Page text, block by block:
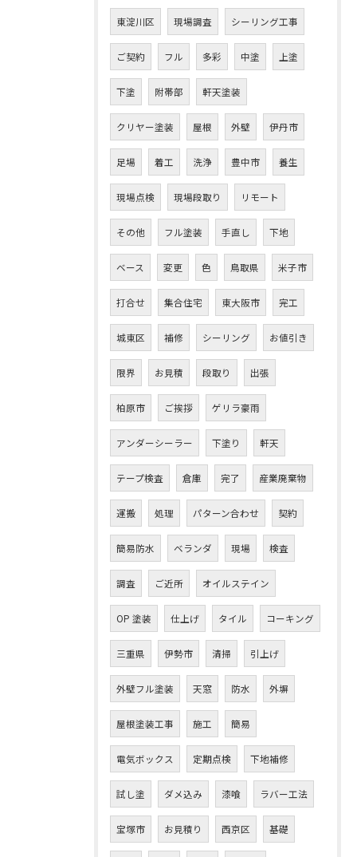
東淀川区 現場調査 シーリング工事
ご契約 フル 多彩 中塗 上塗
下塗 附帯部 軒天塗装
クリヤー塗装 屋根 外壁 伊丹市
足場 着工 洗浄 豊中市 養生
現場点検 現場段取り リモート
その他 フル塗装 手直し 下地
ベース 変更 色 鳥取県 米子市
打合せ 集合住宅 東大阪市 完工
城東区 補修 シーリング お値引き
限界 お見積 段取り 出張
柏原市 ご挨拶 ゲリラ豪雨
アンダーシーラー 下塗り 軒天
テープ検査 倉庫 完了 産業廃棄物
運搬 処理 パターン合わせ 契約
簡易防水 ベランダ 現場 検査
調査 ご近所 オイルステイン
OP 塗装 仕上げ タイル コーキング
三重県 伊勢市 清掃 引上げ
外壁フル塗装 天窓 防水 外塀
屋根塗装工事 施工 簡易
電気ボックス 定期点検 下地補修
試し塗 ダメ込み 漆喰 ラバー工法
宝塚市 お見積り 西京区 基礎
お問い合わせはこちら